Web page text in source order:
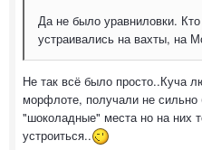
Да не было уравниловки.
устраивались на вахты, на
Не так всё было просто..Куча
морфлоте, получали не
"шоколадные" места но на них
устроиться..